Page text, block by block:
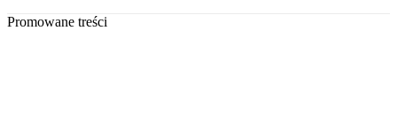
Promowane treści